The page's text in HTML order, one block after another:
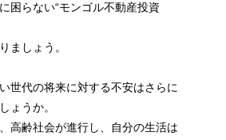
困らない“モンゴル不動産投資
ましょう。
世代の将来に対する不安はさらに
ょうか。
高齢社会が進行し、自分の生活は